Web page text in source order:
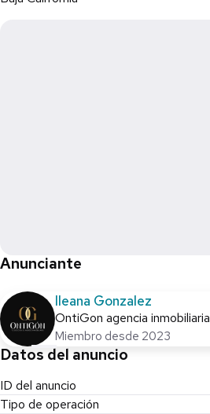
Anunciante
Ileana Gonzalez
OntiGon agencia inmobiliaria
Miembro desde 2023
Datos del anuncio
ID del anuncio
Tipo de operación